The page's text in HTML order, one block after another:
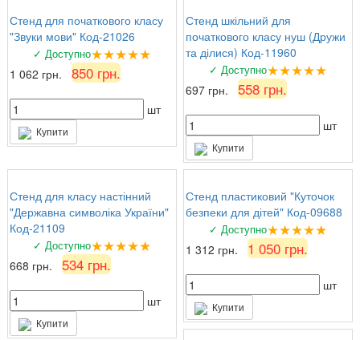
Стенд для початкового класу
"Звуки мови" Код-21026
✓ Доступно★★★★★
1 062 грн. 850 грн.
шт
Купити
Стенд шкільний для
початкового класу нуш (Дружи
та ділися) Код-11960
✓ Доступно★★★★★
697 грн. 558 грн.
шт
Купити
Стенд для класу настінний
"Державна символіка України"
Код-21109
✓ Доступно★★★★★
668 грн. 534 грн.
шт
Купити
Стенд пластиковий "Куточок
безпеки для дітей" Код-09688
✓ Доступно★★★★★
1 312 грн. 1 050 грн.
шт
Купити